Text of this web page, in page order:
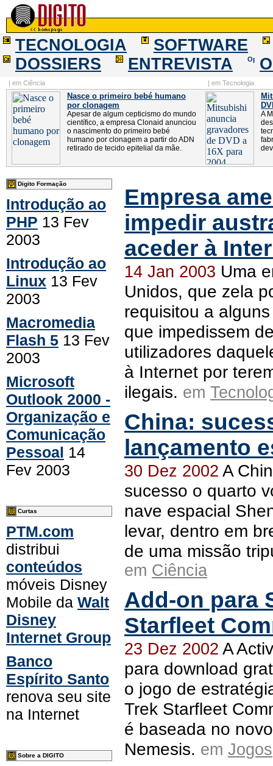
TECNOLOGIA
SOFTWARE
DOSSIERS
ENTREVISTA
| em Ciência | em Tecnologia
Nasce o primeiro bebé humano
por clonagem
Apesar de algum cepticismo do mundo
científico, a empresa Clonaid anunciou
o nascimento do primeiro bebé
humano por clonagem a partir do ADN
retirado de tecido epitelial da mãe.
A
Digito Formação
Introdução ao
PHP 13 Fev
2003
Introdução ao
Linux 13 Fev
2003
Macromedia
Flash 5 13 Fev
2003
Microsoft
Outlook 2000 -
Organização e
Comunicação
Pessoal 14
Fev 2003
Curtas
PTM.com
distribui
conteúdos
móveis Disney
Mobile da Walt
Disney
Internet Group
Banco
Espírito Santo
renova seu site
na Internet
Sobre a DIGITO
Empresa
impedir
aceder à
14 Jan 2003 Uma
Unidos, que zela
requisitou a
que impedissem
utilizadores
à Internet por
ilegais. em
China:
lançamento
30 Dez 2002 A
sucesso o quarto
nave espacial
levar, dentro em
de uma missão
em Ciência
Add-on para
Starfleet
23 Dez 2002 A
para download
o jogo de
Trek Starfleet
é baseada no
Nemesis. em Jogos